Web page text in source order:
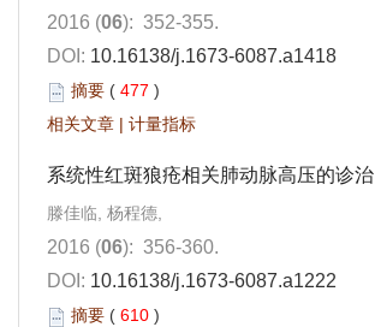
2016 (06): 352-355.
DOI: 10.16138/j.1673-6087.a1418
摘要 ( 477 )
相关文章 | 计量指标
系统性红斑狼疮相关肺动脉高压的诊治
滕佳临, 杨程德,
2016 (06): 356-360.
DOI: 10.16138/j.1673-6087.a1222
摘要 ( 610 )